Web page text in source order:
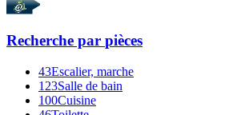
Recherche par pièces
43Escalier, marche
123Salle de bain
100Cuisine